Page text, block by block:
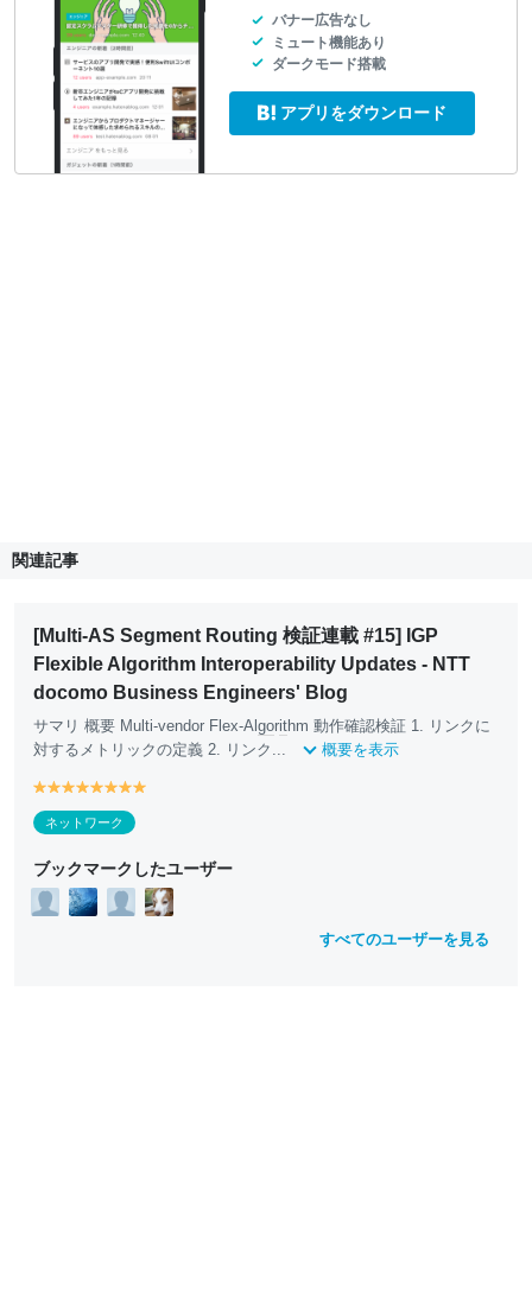
バナー広告なし
ミュート機能あり
ダークモード搭載
アプリをダウンロード
関連記事
[Multi-AS Segment Routing 検証連載 #15] IGP
Flexible Algorithm Interoperability Updates - NTT
docomo Business Engineers' Blog
サマリ 概要 Multi-vendor Flex-Al gorithm 動作確認検証 1. リンクに
対するメトリックの定義 2. リンク...
概要を表示
y
e
ll
w
y
e
ll
o
w
y
e
ll
w
y
e
ll
w
y
e
ll
w
y
e
ll
w
y
e
ll
w
e
ll
w
ネットワーク
ブックマークしたユーザー
すべてのユーザーを見る